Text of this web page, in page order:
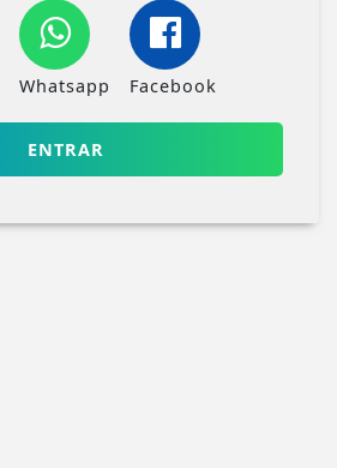
Whatsapp Facebook
ENTRAR